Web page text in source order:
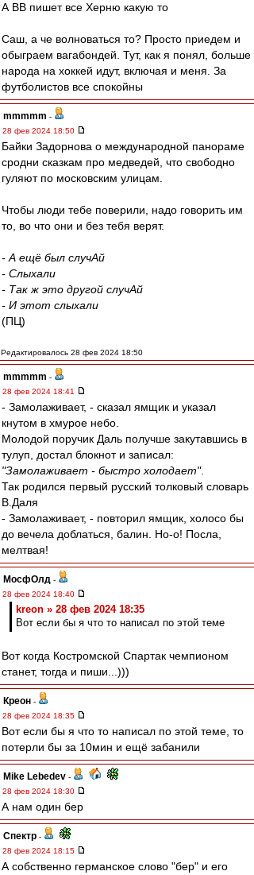
А ВВ пишет все Херню какую то
Саш, а че волноваться то? Просто приедем и
обыграем вагабондей. Тут, как я понял, больше
народа на хоккей идут, включая и меня. За
футболистов все спокойны
mmmmm -
28 фев 2024 18:50
Байки Задорнова о международной панораме
сродни сказкам про медведей, что свободно
гуляют по московским улицам.
Чтобы люди тебе поверили, надо говорить им
то, во что они и без тебя верят.
- А ещё был случАй
- Слыхали
- Так ж это другой случАй
- И этот слыхали
(ПЦ)
Редактировалось 28 фев 2024 18:50
mmmmm -
28 фев 2024 18:41
- Замолаживает, - сказал ямщик и указал
кнутом в хмурое небо.
Молодой поручик Даль получше закутавшись в
тулуп, достал блокнот и записал:
"Замолаживает - быстро холодает".
Так родился первый русский толковый словарь
В.Даля
- Замолаживает, - повторил ямщик, холосо бы
до вечела доблаться, балин. Но-о! Посла,
мелтвая!
МосфОлд -
28 фев 2024 18:40
kreon » 28 фев 2024 18:35
Вот если бы я что то написал по этой теме
Вот когда Костромской Спартак чемпионом
станет, тогда и пиши...)))
Креон -
28 фев 2024 18:35
Вот если бы я что то написал по этой теме, то
потерли бы за 10мин и ещё забанили
Mike Lebedev -
28 фев 2024 18:30
А нам один бер
Спектр -
28 фев 2024 18:15
А собственно германское слово "бер" и его